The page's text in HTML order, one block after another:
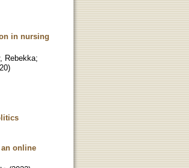
in nursing
Rebekka;
)
online